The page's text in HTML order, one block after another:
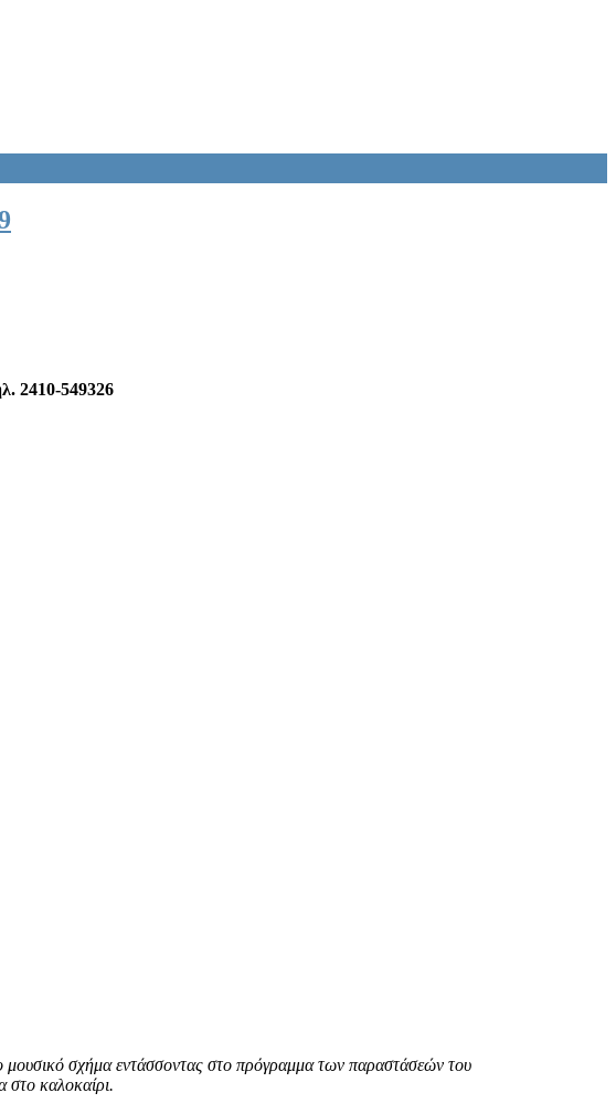
2410-549326
μουσικό σχήμα εντάσσοντας στο πρόγραμμα των παραστάσεών του
στο καλοκαίρι.